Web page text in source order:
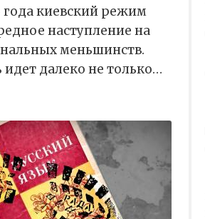
года киевский режим
наступление на
меньшинств.
далеко не только…